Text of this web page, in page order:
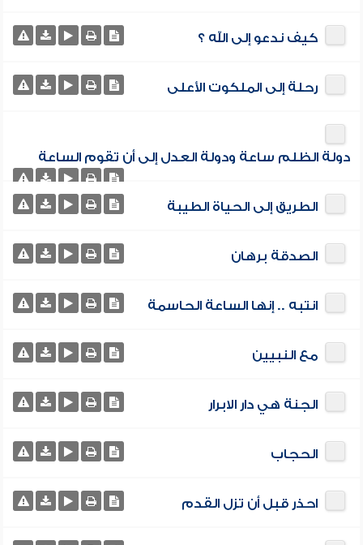
كيف ندعو إلى الله ؟
رحلة إلى الملكوت الأعلى
دولة الظلم ساعة ودولة العدل إلى أن تقوم الساعة
الطريق إلى الحياة الطيبة
الصدقة برهان
انتبه .. إنها الساعة الحاسمة
مع النبيين
الجنة هي دار الابرار
الحجاب
احذر قبل أن تزل القدم